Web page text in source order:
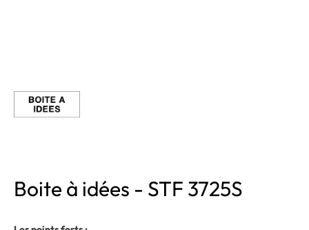
Boite à idées - STF 3725S